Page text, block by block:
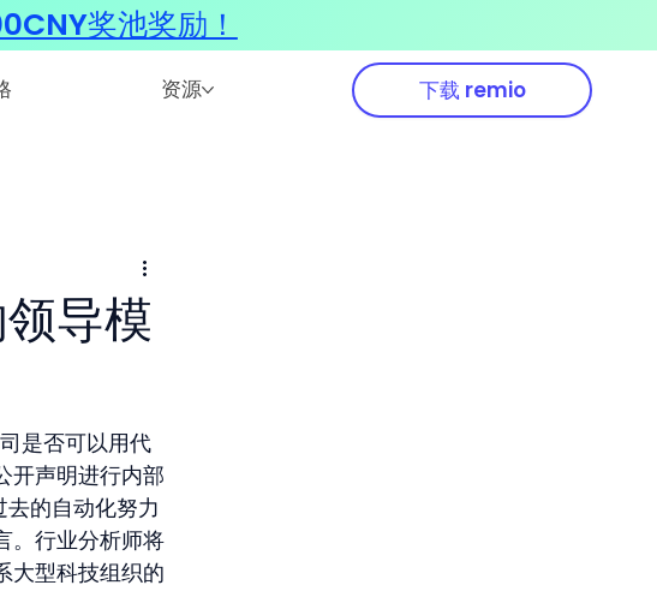
资源 下载 remio
导模
是否可以用代
开声明进行内部
的自动化努力
。行业分析师将
大型科技组织的
奖池奖励！